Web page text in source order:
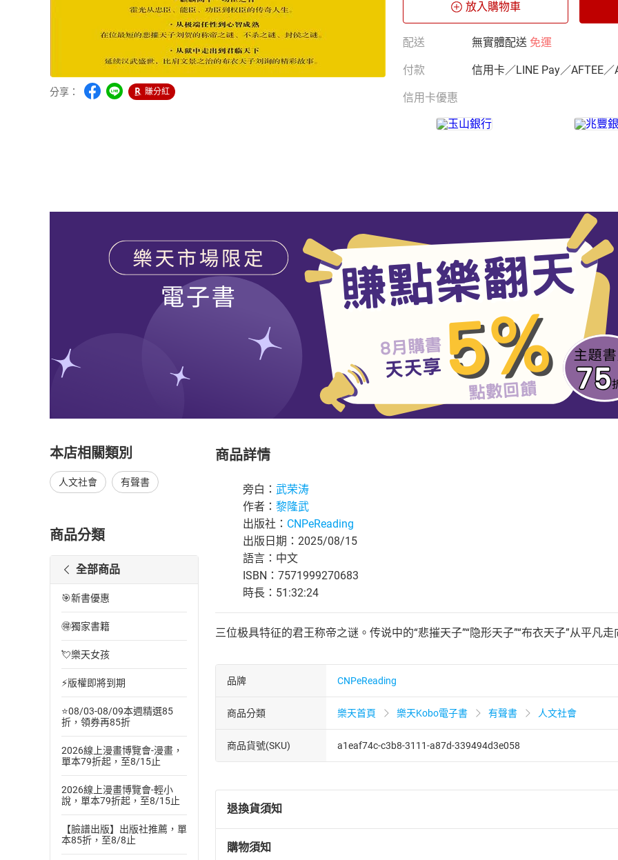
分享： 賺分紅
放入購物車
配送 無實體配送 免運
付款 信用卡／LINE Pay／AFTEE／
信用卡優惠
本店相關類別
人文社會 有聲書
商品分類
全部商品
🎯新書優惠
🉐獨家書籍
💘樂天女孩
⚡版權即將到期
⭐08/03-08/09本週精選85
折，領券再85折
2026線上漫畫博覽會-漫畫，
單本79折起，至8/15止
2026線上漫畫博覽會-輕小
說，單本79折起，至8/15止
【臉譜出版】出版社推薦，單
本85折，至8/8止
商品詳情
旁白： 武荣涛
作者： 黎隆武
出版社： CNPeReading
出版日期：2025/08/15
語言：中文
ISBN：7571999270683
時長：51:32:24
三位极具特征的君王称帝之谜。传说中的“悲摧天子”“隐形天子”“布衣天子”从平凡
品牌 CNPeReading
商品分類 樂天首頁 樂天Kobo電子書 有聲書 人文社會
商品貨號(SKU) a1eaf74c-c3b8-3111-a87d-339494d3e058
退換貨須知
退換貨規定：
購物須知